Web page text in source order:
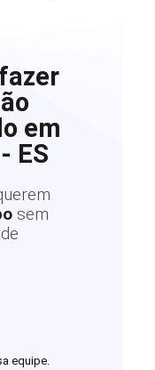
em
ES
sem
equipe.